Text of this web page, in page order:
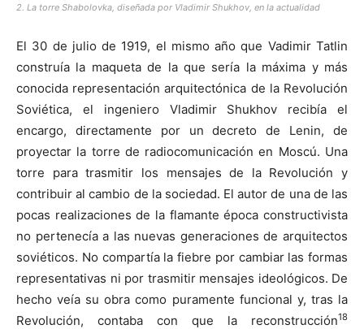
2. La torre Shabolovka, diseñada por Vladimir Shukhov, en la actualidad
El 30 de julio de 1919, el mismo año que Vadimir Tatlin
construía la maqueta de la que sería la máxima y más
conocida representación arquitectónica de la Revolución
Soviética, el ingeniero Vladimir Shukhov recibía el
encargo, directamente por un decreto de Lenin, de
proyectar la torre de radiocomunicación en Moscú. Una
torre para trasmitir los mensajes de la Revolución y
contribuir al cambio de la sociedad. El autor de una de las
pocas realizaciones de la flamante época constructivista
no pertenecía a las nuevas generaciones de arquitectos
soviéticos. No compartía la fiebre por cambiar las formas
representativas ni por trasmitir mensajes ideológicos. De
hecho veía su obra como puramente funcional y, tras la
Revolución, contaba con que la reconstrucción18